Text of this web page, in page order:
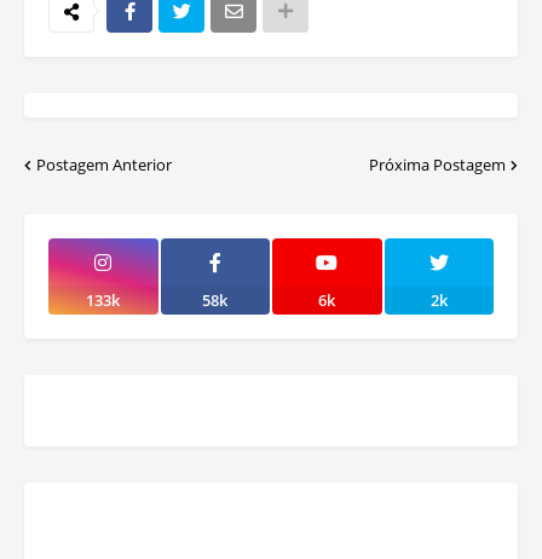
Postagem Anterior Próxima Postagem
133k 58k 6k 2k